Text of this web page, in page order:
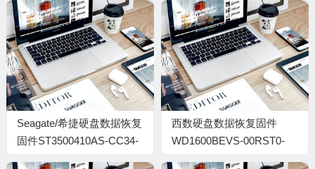
Seagate/希捷硬盘数据恢复
固件ST3500410AS-CC34-
西数硬盘数据恢复固件
WD1600BEVS-00RST0-